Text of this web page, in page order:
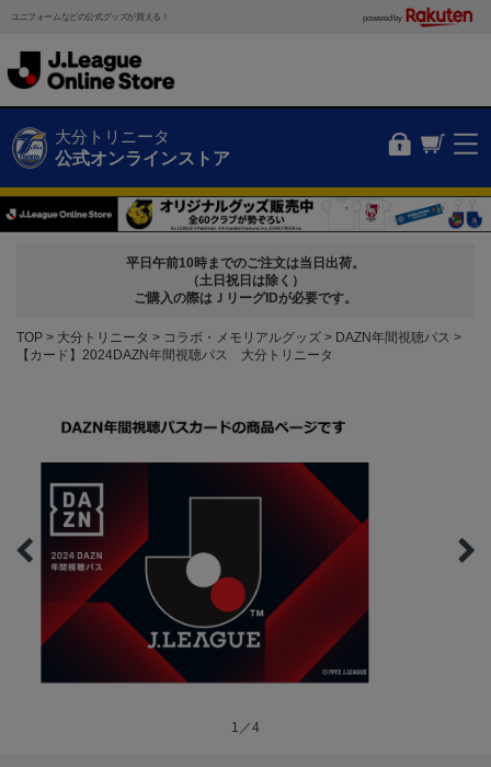
ユニフォームなどの公式グッズが買える！ powered by
大分トリニータ
公式オンラインストア
平日午前10時までのご注文は当日出荷。
（土日祝日は除く）
ご購入の際はＪリーグIDが必要です。
TOP 大分トリニータ コラボ・メモリアルグッズ
DAZN年間視聴パス
【カード】2024DAZN年間視聴パス 大分トリニータ
1／4